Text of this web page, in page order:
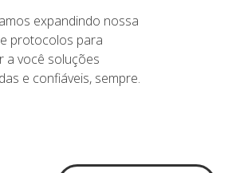
expandindo nossa
protocolos para
a você soluções
e confiáveis, sempre.